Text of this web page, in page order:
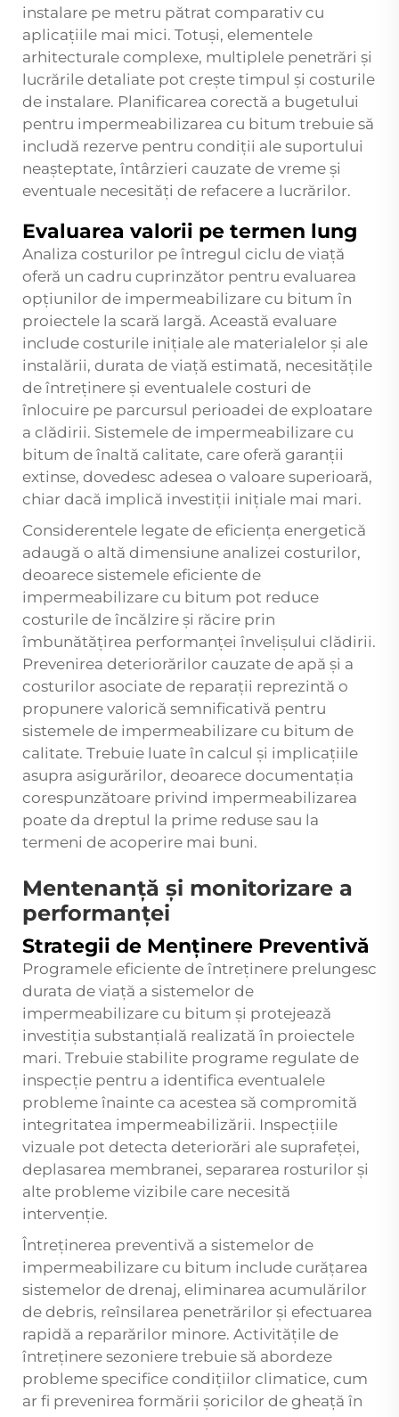
instalare pe metru pătrat comparativ cu
aplicațiile mai mici. Totuși, elementele
arhitecturale complexe, multiplele penetrări și
lucrările detaliate pot crește timpul și costurile
de instalare. Planificarea corectă a bugetului
pentru impermeabilizarea cu bitum trebuie să
includă rezerve pentru condiții ale suportului
neașteptate, întârzieri cauzate de vreme și
eventuale necesități de refacere a lucrărilor.
Evaluarea valorii pe termen lung
Analiza costurilor pe întregul ciclu de viață
oferă un cadru cuprinzător pentru evaluarea
opțiunilor de impermeabilizare cu bitum în
proiectele la scară largă. Această evaluare
include costurile inițiale ale materialelor și ale
instalării, durata de viață estimată, necesitățile
de întreținere și eventualele costuri de
înlocuire pe parcursul perioadei de exploatare
a clădirii. Sistemele de impermeabilizare cu
bitum de înaltă calitate, care oferă garanții
extinse, dovedesc adesea o valoare superioară,
chiar dacă implică investiții inițiale mai mari.
Considerentele legate de eficiența energetică
adaugă o altă dimensiune analizei costurilor,
deoarece sistemele eficiente de
impermeabilizare cu bitum pot reduce
costurile de încălzire și răcire prin
îmbunătățirea performanței învelișului clădirii.
Prevenirea deteriorărilor cauzate de apă și a
costurilor asociate de reparații reprezintă o
propunere valorică semnificativă pentru
sistemele de impermeabilizare cu bitum de
calitate. Trebuie luate în calcul și implicațiile
asupra asigurărilor, deoarece documentația
corespunzătoare privind impermeabilizarea
poate da dreptul la prime reduse sau la
termeni de acoperire mai buni.
Mentenanță și monitorizare a
performanței
Strategii de Menținere Preventivă
Programele eficiente de întreținere prelungesc
durata de viață a sistemelor de
impermeabilizare cu bitum și protejează
investiția substanțială realizată în proiectele
mari. Trebuie stabilite programe regulate de
inspecție pentru a identifica eventualele
probleme înainte ca acestea să compromită
integritatea impermeabilizării. Inspecțiile
vizuale pot detecta deteriorări ale suprafeței,
deplasarea membranei, separarea rosturilor și
alte probleme vizibile care necesită
intervenție.
Întreținerea preventivă a sistemelor de
impermeabilizare cu bitum include curățarea
sistemelor de drenaj, eliminarea acumulărilor
de debris, reînsilarea penetrărilor și efectuarea
rapidă a reparărilor minore. Activitățile de
întreținere sezoniere trebuie să abordeze
probleme specifice condițiilor climatice, cum
ar fi prevenirea formării șoricilor de gheață în